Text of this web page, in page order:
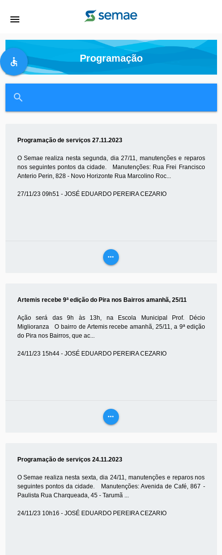
menu
accessible Programação
search
Programação de serviços 27.11.2023
O Semae realiza nesta segunda, dia 27/11, manutenções e reparos
nos seguintes pontos da cidade. Manutenções: Rua Frei Francisco
Anterio Perin, 828 - Novo Horizonte Rua Marcolino Roc...
27/11/23 09h51 - JOSÉ EDUARDO PEREIRA CEZARIO
more_horiz
Artemis recebe 9ª edição do Pira nos Bairros amanhã, 25/11
Ação será das 9h às 13h, na Escola Municipal Prof. Décio
Miglioranza O bairro de Artemis recebe amanhã, 25/11, a 9ª edição
do Pira nos Bairros, que ac...
24/11/23 15h44 - JOSÉ EDUARDO PEREIRA CEZARIO
more_horiz
Programação de serviços 24.11.2023
O Semae realiza nesta sexta, dia 24/11, manutenções e reparos nos
seguintes pontos da cidade. Manutenções: Avenida de Café, 867 -
Paulista Rua Charqueada, 45 - Tarumã ...
24/11/23 10h16 - JOSÉ EDUARDO PEREIRA CEZARIO